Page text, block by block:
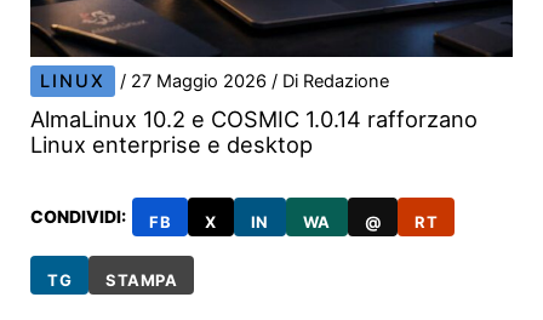
LINUX / 27 Maggio 2026/ Di Redazione
AlmaLinux 10.2 e COSMIC 1.0.14 rafforzano
Linux enterprise e desktop
CONDIVIDI: FB X IN WA @ RT
TG STAMPA